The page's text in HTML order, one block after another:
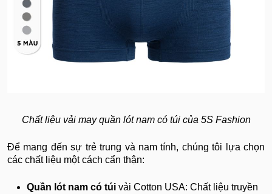
Chất liệu vải may quần lót nam có túi của 5S Fashion
Để mang đến sự trẻ trung và nam tính, chúng tôi lựa chọn
các chất liệu một cách cẩn thận:
Quần lót nam có túi vải Cotton USA: Chất liệu truyền